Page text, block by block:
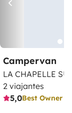
Campervan
LA CHAPELLE
2 viajantes
5,0Best Owner